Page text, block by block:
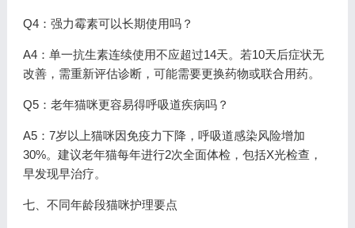
Q4：强力霉素可以长期使用吗？
A4：单一抗生素连续使用不应超过14天。若10天后症状无
改善，需重新评估诊断，可能需要更换药物或联合用药。
Q5：老年猫咪更容易得呼吸道疾病吗？
A5：7岁以上猫咪因免疫力下降，呼吸道感染风险增加
30%。建议老年猫每年进行2次全面体检，包括X光检查，
早发现早治疗。
七、不同年龄段猫咪护理要点